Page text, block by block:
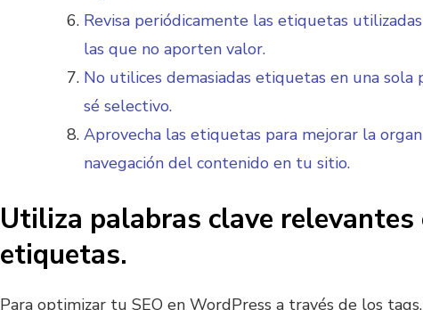
Revisa periódicamente las etiquetas
las que no aporten valor.
No utilices demasiadas etiquetas en una sola
sé selectivo.
Aprovecha las etiquetas para mejorar la
navegación del contenido en tu sitio.
Utiliza palabras clave relevantes
etiquetas.
Para optimizar tu SEO en WordPress a través de los